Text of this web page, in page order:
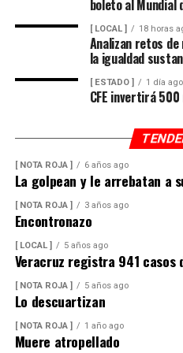
boleto al Mundial
[ LOCAL ] 18 horas
Analizan retos
la igualdad
[ ESTADO ] 1 día ago
CFE invertirá
[ NOTA ROJA ] 6 años ago
La golpean y le arrebatan a
[ NOTA ROJA ] 3 años ago
Encontronazo
[ LOCAL ] 5 años ago
Veracruz registra 941 casos
[ NOTA ROJA ] 5 años ago
Lo descuartizan
[ NOTA ROJA ] 1 año ago
Muere atropellado